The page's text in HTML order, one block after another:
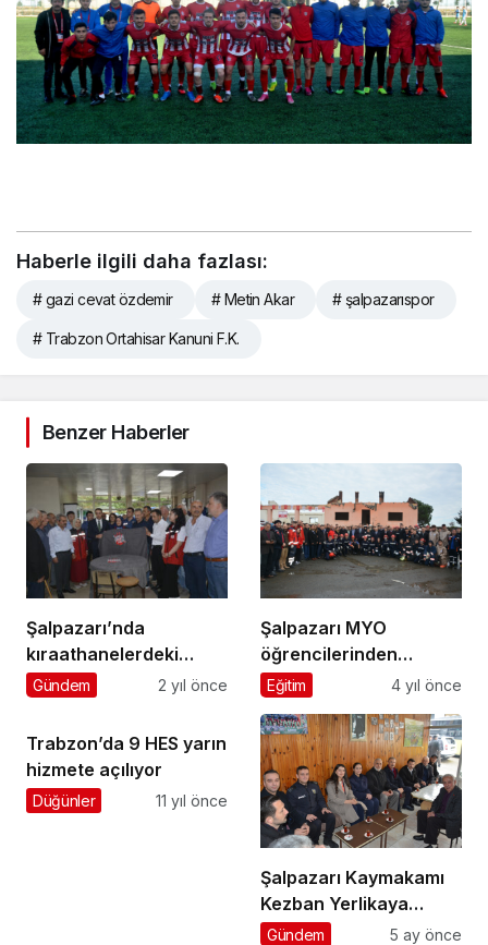
Haberle ilgili daha fazlası:
# gazi cevat özdemir # Metin Akar # şalpazarıspor
# Trabzon Ortahisar Kanuni F.K.
Benzer Haberler
Şalpazarı’nda
kıraathanelerdeki
masalara “Kadına
örtüler seriliyor
Gündem 2 yıl önce
Şalpazarı MYO
öğrencilerinden
Beşikdüzü’nde nefes
Eğitim 4 yıl önce
Trabzon’da 9 HES yarın
hizmete açılıyor
Düğünler 11 yıl önce
Şalpazarı Kaymakamı
Kezban Yerlikaya
Akpınar’dan Ramazan
Gündem 5 ay önce